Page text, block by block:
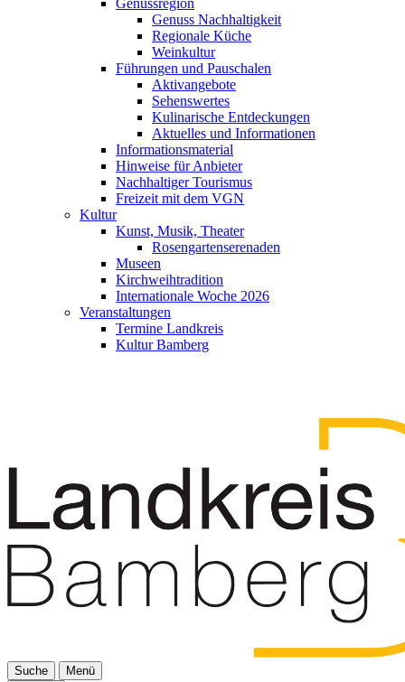
Genussregion
Genuss Nachhaltigkeit
Regionale Küche
Weinkultur
Führungen und Pauschalen
Aktivangebote
Sehenswertes
Kulinarische Entdeckungen
Aktuelles und Informationen
Informationsmaterial
Hinweise für Anbieter
Nachhaltiger Tourismus
Freizeit mit dem VGN
Kultur
Kunst, Musik, Theater
Rosengartenserenaden
Museen
Kirchweihtradition
Internationale Woche 2026
Veranstaltungen
Termine Landkreis
Kultur Bamberg
Suche
Menü